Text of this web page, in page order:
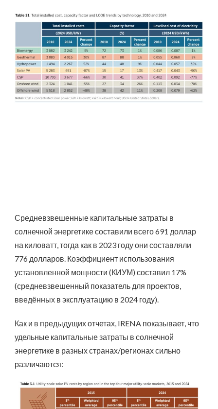
Средневзвешенные капитальные затраты в
солнечной энергетике составили всего 691 доллар
на киловатт, тогда как в 2023 году они составляли
776 долларов. Коэффициент использования
установленной мощности (КИУМ) составил 17%
(средневзвешенный показатель для проектов,
введённых в эксплуатацию в 2024 году).
Как и в предыдущих отчетах, IRENA показывает, что
удельные капитальные затраты в солнечной
энергетике в разных странах/регионах сильно
различаются: